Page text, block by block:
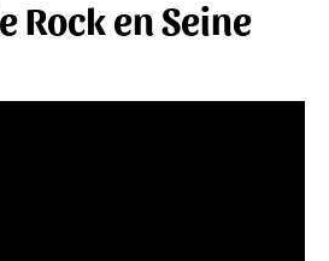
Rock en Seine